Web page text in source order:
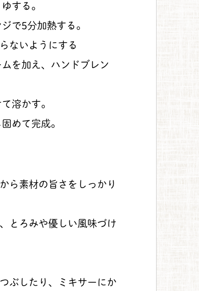
する。
で5分加熱する。
ないようにする
を加え、ハンドブレン
溶かす。
めて完成。
ら素材の旨さをしっかり
とろみや優しい風味づけ
ぶしたり、ミキサーにか